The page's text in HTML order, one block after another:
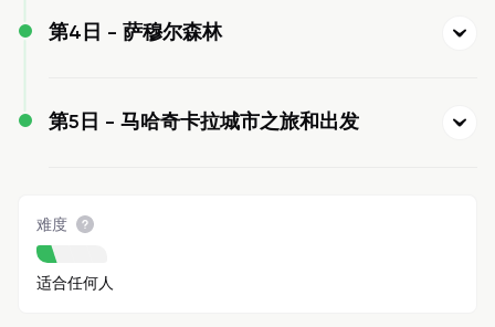
第4日 - 萨穆尔森林
第5日 - 马哈奇卡拉城市之旅和出发
难度
适合任何人